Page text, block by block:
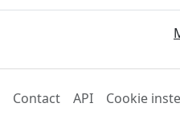
Contact API Cookie